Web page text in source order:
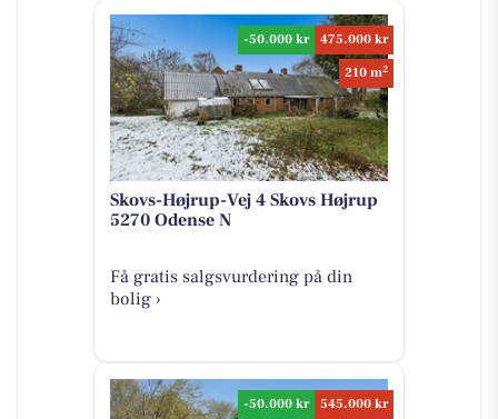
-50.000 kr
475.000 kr
210 m2
Skovs-Højrup-Vej 4 Skovs Højrup
5270 Odense N
Få gratis salgsvurdering på din
bolig ›
-50.000 kr
545.000 kr